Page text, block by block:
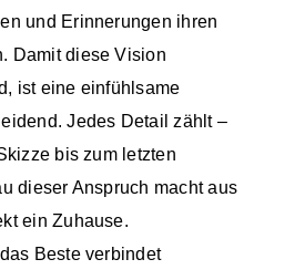
und Erinnerungen ihren
Damit diese Vision
ist eine einfühlsame
Jedes Detail zählt –
bis zum letzten
dieser Anspruch macht aus
ein Zuhause.
Beste verbindet